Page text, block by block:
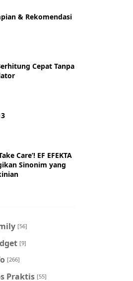
& Rekomendasi
Cepat Tanpa
Care’! EF EFEKTA
Sinonim yang
[56]
[9]
[266]
Praktis [55]